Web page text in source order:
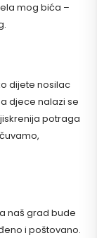
mog bića –
dijete nosilac
djece nalazi se
potraga
naš grad bude
i poštovano.